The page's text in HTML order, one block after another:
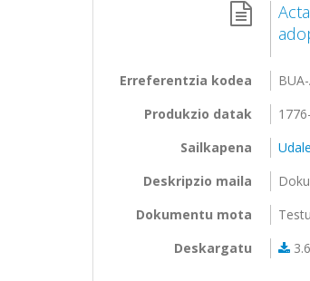
Erreferentzia kodea
Produkzio datak
Sailkapena
Deskripzio maila
Dokumentu mota
Deskargatu